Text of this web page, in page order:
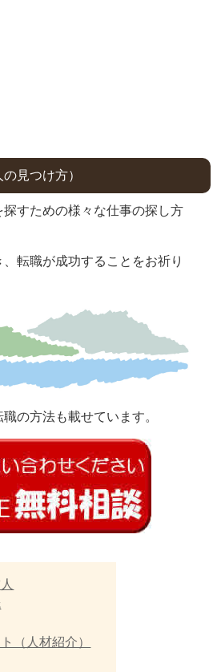
見つけ方）
すための様々な仕事の探し方
転職が成功することをお祈り
の方法も載せています。
（人材紹介）